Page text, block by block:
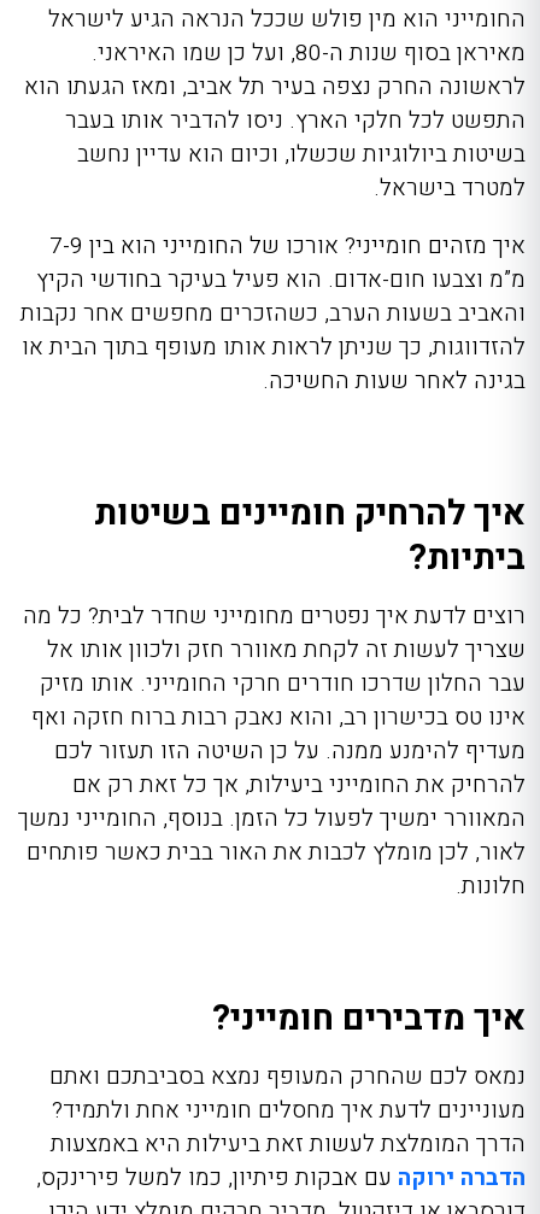
החומייני הוא מין פולש שככל הנראה הגיע לישראל
מאיראן בסוף שנות ה-80, ועל כן שמו האיראני.
לראשונה החרק נצפה בעיר תל אביב, ומאז הגעתו הוא
התפשט לכל חלקי הארץ. ניסו להדביר אותו בעבר
בשיטות ביולוגיותשכשלו, וכיום הוא עדיין נחשב
למטרד בישראל.
איך מזהים חומייני? אורכו של החומייני הוא בין 7-9
מ”מ וצבעו חום-אדום. הוא פעיל בעיקר בחודשי הקיץ
והאביב בשעות הערב, כשהזכרים מחפשים אחר נקבות
להזדווגות, כך שניתן לראות אותו מעופף בתוך הבית או
בגינה לאחר שעות החשיכה.
איך להרחיק חומיינים בשיטות
ביתיות?
רוצים לדעת איך נפטרים מחומייני שחדר לבית? כל מה
שצריך לעשות זה לקחת מאוורר חזק ולכוון אותו אל
עבר החלון שדרכו חודרים חרקי החומייני. אותו מזיק
אינו טס בכישרון רב, והוא נאבק רבות ברוח חזקה ואף
מעדיף להימנע ממנה. על כן השיטה הזו תעזור לכם
להרחיק את החומייני ביעילות, אך כל זאת רק אם
המאוורר ימשיך לפעול כל הזמן. בנוסף, החומייני נמשך
לאור, לכן מומלץ לכבות את האור בבית כאשר פותחים
חלונות.
איך מדבירים חומייני?
נמאס לכם שהחרק המעופף נמצא בסביבתכם ואתם
מעוניינים לדעת איך מחסלים חומייני אחת ולתמיד?
הדרך המומלצת לעשות זאת ביעילות היא באמצעות
הדברה ירוקה עם אבקות פיתיון, כמו למשל פירינקס,